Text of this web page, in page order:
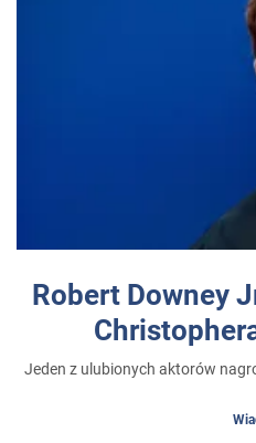
Robert Downey
Jeden z ulubionych aktorów